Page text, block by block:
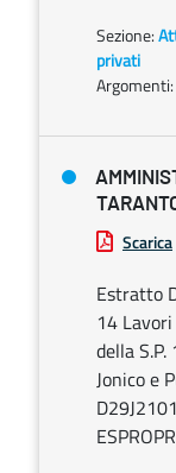
Sezione:
privati
Argomenti:
Scarica
Estratto
14
della
Jonico e